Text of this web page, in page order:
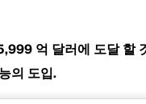
억 달러에 도달 할
의 도입.